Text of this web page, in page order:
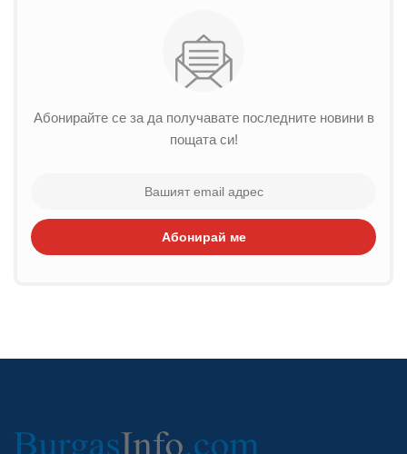
Абонирайте се за да получавате последните новини в
пощата си!
Абонирай ме